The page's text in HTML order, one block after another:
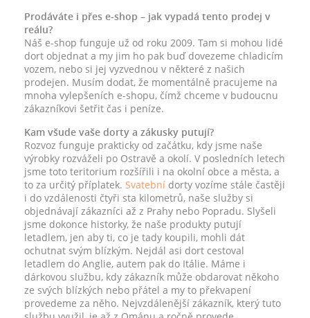
Prodáváte i přes e-shop – jak vypadá tento prodej v
reálu?
Náš e-shop funguje už od roku 2009. Tam si mohou lidé
dort objednat a my jim ho pak buď dovezeme chladicím
vozem, nebo si jej vyzvednou v některé z našich
prodejen. Musím dodat, že momentálně pracujeme na
mnoha vylepšeních e-shopu, čímž chceme v budoucnu
zákazníkovi šetřit čas i peníze.
Kam všude vaše dorty a zákusky putují?
Rozvoz funguje prakticky od začátku, kdy jsme naše
výrobky rozváželi po Ostravě a okolí. V posledních letech
jsme toto teritorium rozšířili i na okolní obce a města, a
to za určitý příplatek. Svatební dorty vozíme stále častěji
i do vzdálenosti čtyři sta kilometrů, naše služby si
objednávají zákazníci až z Prahy nebo Popradu. Slyšeli
jsme dokonce historky, že naše produkty putují
letadlem, jen aby ti, co je tady koupili, mohli dát
ochutnat svým blízkým. Nejdál asi dort cestoval
letadlem do Anglie, autem pak do Itálie. Máme i
dárkovou službu, kdy zákazník může obdarovat někoho
ze svých blízkých nebo přátel a my to překvapení
provedeme za něho. Nejvzdálenější zákazník, který tuto